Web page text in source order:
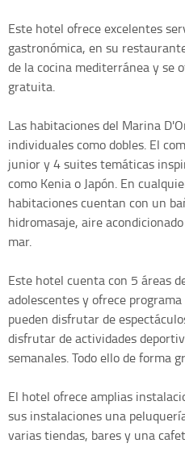
Este hotel ofrece excelentes
gastronómica, en su
de la cocina mediterránea y se
gratuita.
Las habitaciones del Marina
individuales como dobles. El
junior y 4 suites temáticas
como Kenia o Japón. En
habitaciones cuentan con un
hidromasaje, aire
mar.
Este hotel cuenta con 5 áreas
adolescentes y ofrece
pueden disfrutar de
disfrutar de actividades
semanales. Todo ello de forma
El hotel ofrece amplias
sus instalaciones una
varias tiendas, bares y una